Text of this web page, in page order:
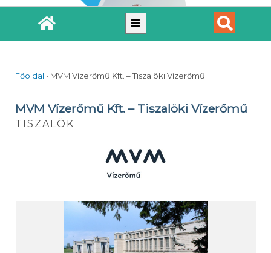
Főoldal • MVM Vízerőmű Kft. – Tiszalöki Vízerőmű
MVM Vízerőmű Kft. – Tiszalöki Vízerőmű
TISZALÖK